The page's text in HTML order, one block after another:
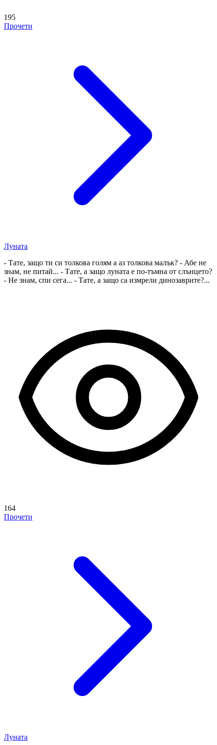
195
Прочети
Луната
- Тате, защо ти си толкова голям а аз толкова малък? - Абе не
знам, не питай... - Тате, а защо луната е по-тъмна от слънцето?
- Не знам, спи сега... - Тате, а защо са измрели динозаврите?...
164
Прочети
Луната